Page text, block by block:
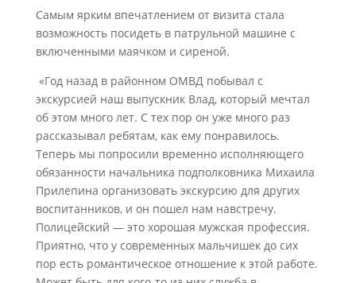
Самым ярким впечатлением от визита стала
возможность посидеть в патрульной машине с
включенными маячком и сиреной.
«Год назад в районном ОМВД побывал с
экскурсией наш выпускник Влад, который мечтал
об этом много лет. С тех пор он уже много раз
рассказывал ребятам, как ему понравилось.
Теперь мы попросили временно исполняющего
обязанности начальника подполковника Михаила
Прилепина организовать экскурсию для других
воспитанников, и он пошел нам навстречу.
Полицейский — это хорошая мужская профессия.
Приятно, что у современных мальчишек до сих
пор есть романтическое отношение к этой работе.